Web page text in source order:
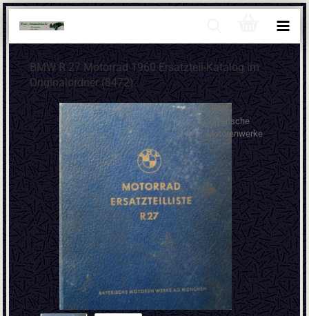
BMW R 27 Motorrad 1960 Ersatzteil-Katalog im
Originalordner (8472)
Bayerische
Motorenwerke